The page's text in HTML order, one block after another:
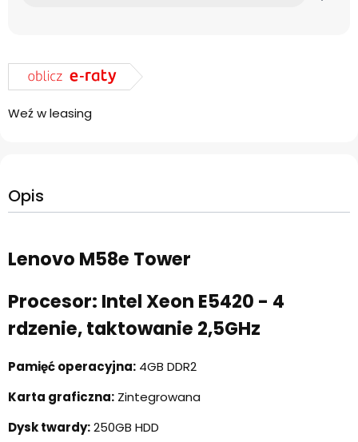
Weź w leasing
Opis
Lenovo M58e Tower
Procesor: Intel Xeon E5420 - 4
rdzenie, taktowanie 2,5GHz
Pamięć operacyjna: 4GB DDR2
Karta graficzna: Zintegrowana
Dysk twardy:250GB HDD